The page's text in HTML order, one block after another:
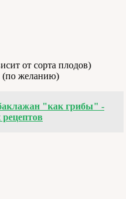
от сорта плодов)
(по желанию)
"как грибы" -